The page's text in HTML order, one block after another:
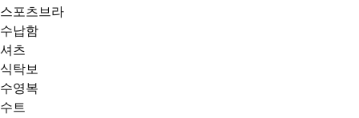
스포츠브라
수납함
셔츠
식탁보
수영복
수트